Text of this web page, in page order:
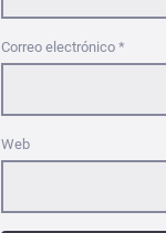
Correo electrónico *
Web